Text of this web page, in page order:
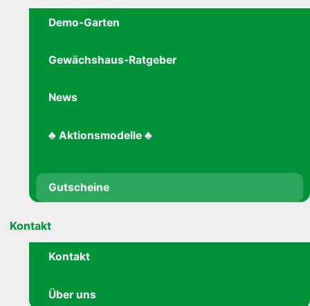
Demo-Garten
Gewächshaus-Ratgeber
News
♣ Aktionsmodelle ♣
Gutscheine
Kontakt
Kontakt
Über uns